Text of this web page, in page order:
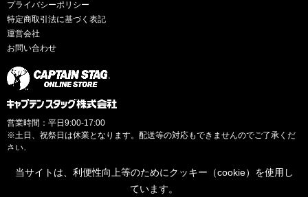
プライバシーポリシー
特定商取引法に基づく表記
運営会社
お問い合わせ
営業時間：平日9:00-17:00
※土日、祝祭日は休業となります。配送等の対応もできませんのでご了承くだ
さい。
当サイトは、利便性向上等のためにクッキー（cookie）を使用し
ています。